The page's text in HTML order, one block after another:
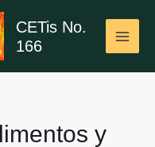
CETis No.
166
y